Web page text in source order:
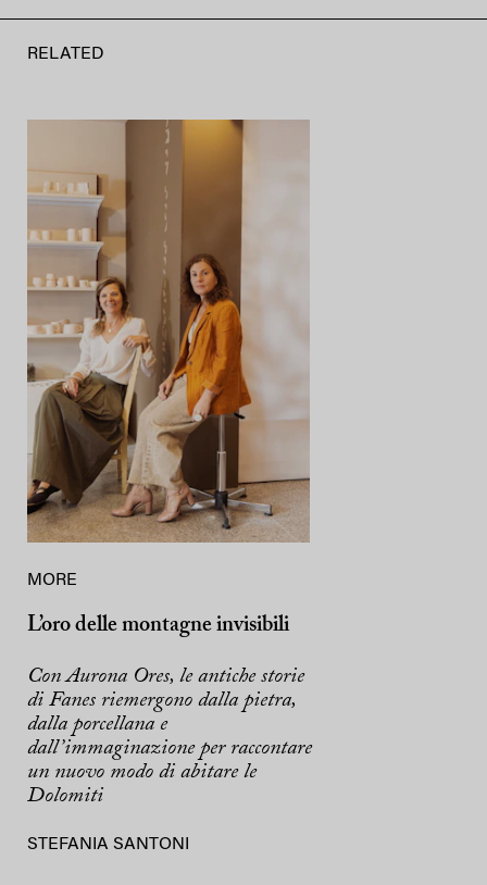
RELATED
MORE
L’oro delle montagne invisibili
Con Aurona Ores, le antiche storie
di Fanes riemergono dalla pietra,
dalla porcellana e
dall’immaginazione per raccontare
un nuovo modo di abitare le
Dolomiti
STEFANIA SANTONI